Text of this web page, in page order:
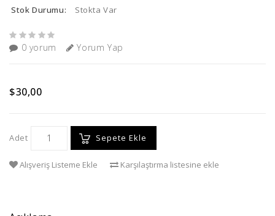
Stok Durumu:
Stokta Var
0 yorum Yorum Yap
$30,00
Adet Sepete Ekle
Alışveriş Listeme Ekle Karşılaştırma listesine ekle